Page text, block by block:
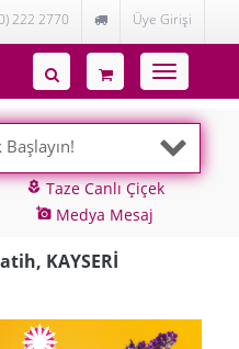
222 2770 Üye Girişi
Toggle
navigation
Başlayın!
local_floristTaze Canlı Çiçek
add_a_photo Medya Mesaj
KAYSERİ